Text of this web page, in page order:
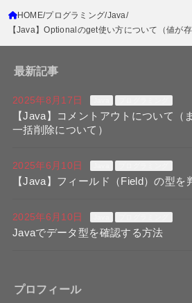
HOME プログラミング Java
【Java】Optionalのget使い方について（値が
最新記事
2025年8月17日
【Java】コメントアウトについて（
一括削除について）
2025年6月10日
【Java】フィールド（Field）の型を
2025年6月10日
Javaでデータ型を確認する方法
プロフィール